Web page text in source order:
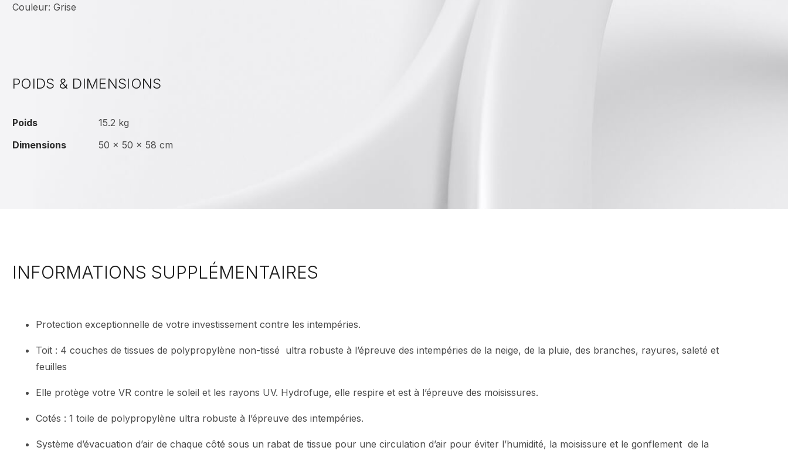
Couleur: Grise
POIDS & DIMENSIONS
Poids
15.2 kg
Dimensions
50 × 50 × 58 cm
INFORMATIONS SUPPLÉMENTAIRES
Protection exceptionnelle de votre investissement contre les intempéries.
Toit : 4 couches de tissues de polypropylène non-tissé ultra robuste à l’épreuve des intempéries de la neige, de la pluie, des branches, rayures, saleté et
feuilles
Elle protège votre VR contre le soleil et les rayons UV. Hydrofuge, elle respire et est à l’épreuve des moisissures.
Cotés : 1 toile de polypropylène ultra robuste à l’épreuve des intempéries.
Système d’évacuation d’air de chaque côté sous un rabat de tissue pour une circulation d’air pour éviter l’humidité, la moisissure et le gonflement de la